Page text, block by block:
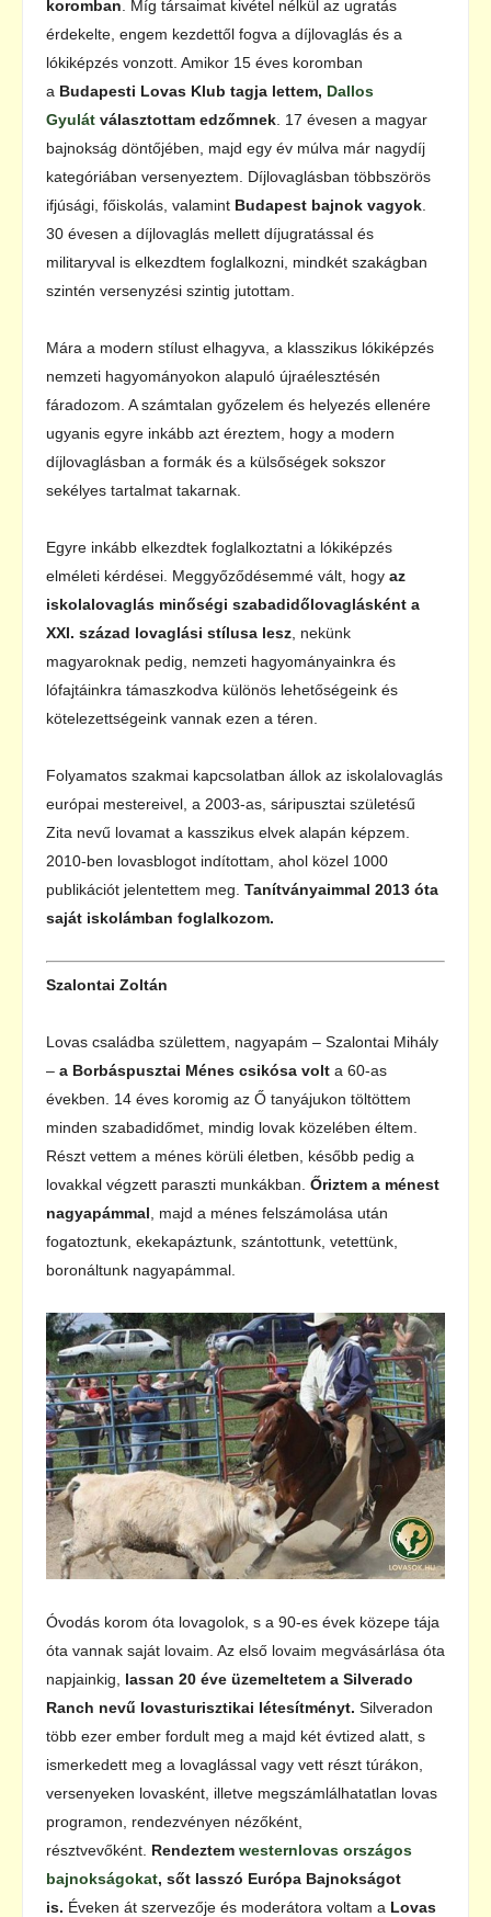
koromban . Míg társaimat kivétel nélkül az ugratás
érdekelte, engem kezdettől fogva a díjlovaglás és a
lókiképzés vonzott. Amikor 15 éves koromban
a Budapesti Lovas Klub tagja lettem, Dallos
Gyulát választottam edzőmnek . 17 évesen a magyar
bajnokság döntőjében, majd egy év múlva már nagydíj
kategóriában versenyeztem. Díjlovaglásban többszörös
ifjúsági, főiskolás, valamint Budapest bajnok vagyok
30 évesen a díjlovaglás mellett díjugratással és
militaryval is elkezdtem foglalkozni, mindkét szakágban
szintén versenyzési szintig jutottam.
Mára a modern stílust elhagyva, a klasszikus lókiképzés
nemzeti hagyományokon alapuló újraélesztésén
fáradozom. A számtalan győzelem és helyezés ellenére
ugyanis egyre inkább azt éreztem, hogy a modern
díjlovaglásban a formák és a külsőségek sokszor
sekélyes tartalmat takarnak.
Egyre inkább elkezdtek foglalkoztatni a lókiképzés
elméleti kérdései. Meggyőződésemmé vált, hogy az
iskolalovaglás minőségi szabadidőlovaglásként a
XXI. század lovaglási stílusa lesz , nekünk
magyaroknak pedig, nemzeti hagyományainkra és
lófajtáinkra támaszkodva különös lehetőségeink és
kötelezettségeink vannak ezen a téren.
Folyamatos szakmai kapcsolatban állok az iskolalovaglás
európai mestereivel, a 2003-as, sáripusztai születésű
Zita nevű lovamat a kasszikus elvek alapán képzem.
2010-ben lovasblogot indítottam, ahol közel 1000
publikációt jelentettem meg. Tanítványaimmal 2013 óta
saját iskolámban foglalkozom.
Szalontai Zoltán
Lovas családba születtem, nagyapám – Szalontai Mihály
– a Borbáspusztai Ménes csikósa volt a 60-as
években. 14 éves koromig az Ő tanyájukon töltöttem
minden szabadidőmet, mindig lovak közelében éltem.
Részt vettem a ménes körüli életben, később pedig a
lovakkal végzett paraszti munkákban. Őriztem a ménest
nagyapámmal, majd a ménes felszámolása után
fogatoztunk, ekekapáztunk, szántottunk, vetettünk,
boronáltunk nagyapámmal.
Óvodás korom óta lovagolok, s a 90-es évek közepe tája
óta vannak saját lovaim. Az első lovaim megvásárlása óta
napjainkig, lassan 20 éve üzemeltetem a Silverado
Ranch nevű lovasturisztikai létesítményt. Silveradon
több ezer ember fordult meg a majd két évtized alatt, s
ismerkedett meg a lovaglással vagy vett részt túrákon,
versenyeken lovasként, illetve megszámlálhatatlan lovas
programon, rendezvényen nézőként,
résztvevőként. Rendeztem westernlovas országos
bajnokságokat, sőt lasszó Európa Bajnokságot
is. Éveken át szervezője és moderátora voltam a Lovas